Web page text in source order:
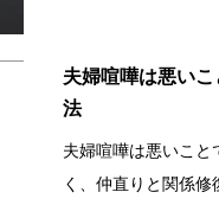
夫婦喧嘩は悪い
法
夫婦喧嘩は悪いこと
く、仲直りと関係